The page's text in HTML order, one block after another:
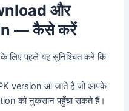
और
— कैसे करें
पहले यह सुनिश्चित करें कि
version आ जाते हैं जो आपके
को नुकसान पहुँचा सकते हैं।